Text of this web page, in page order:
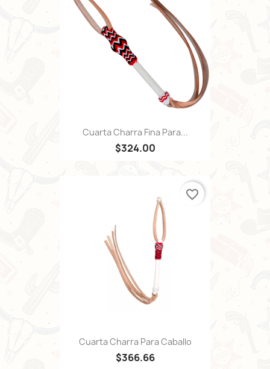
Cuarta Charra Fina Para...
$324.00
Cuarta Charra Para Caballo
$366.66
favorite_border